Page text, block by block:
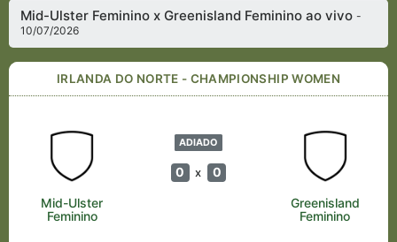
Mid-Ulster Feminino x Greenisland Feminino ao vivo-
10/07/2026
IRLANDA DO NORTE - CHAMPIONSHIP WOMEN
ADIADO
0 x 0
Mid-Ulster
Feminino
Greenisland
Feminino